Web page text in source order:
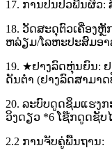
17. ການປິ່ນປົວພື້ນຜິວ:
18. ວັດສະດຸຕົວເຄື່ອງ
ຫລ່ຽມ/ໂລຫະປະສົມອ
19. ★ຢາງລົດຫຸ່ນຍົນ: ຢ
ດັນຕ່ຳ (ຢາງລົດສາມາ
20. ລະບົບດູດຊຶມແຮງ
ວິງດຽວ *6 ໂຊ໊ກດູດຊັບ
2.2 ການຈັບຄູ່ພື້ນຖານ: